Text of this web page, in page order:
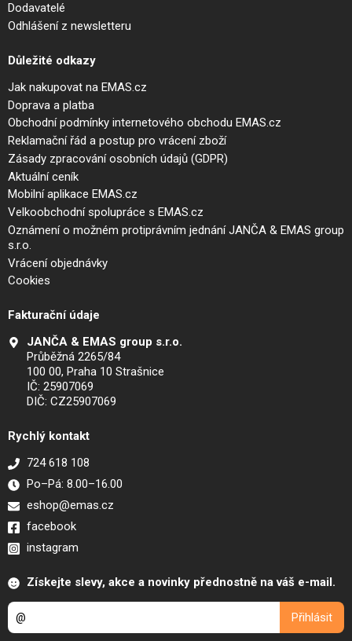
Dodavatelé
Odhlášení z newsletteru
Důležité odkazy
Jak nakupovat na EMAS.cz
Doprava a platba
Obchodní podmínky internetového obchodu EMAS.cz
Reklamační řád a postup pro vrácení zboží
Zásady zpracování osobních údajů (GDPR)
Aktuální ceník
Mobilní aplikace EMAS.cz
Velkoobchodní spolupráce s EMAS.cz
Oznámení o možném protiprávním jednání JANČA & EMAS group
s.r.o.
Vrácení objednávky
Cookies
Fakturační údaje
JANČA & EMAS group s.r.o.
Průběžná 2265/84
100 00, Praha 10 Strašnice
IČ: 25907069
DIČ: CZ25907069
Rychlý kontakt
724 618 108
Po–Pá: 8.00–16.00
eshop@emas.cz
facebook
instagram
Získejte slevy, akce a novinky přednostně na váš e-mail.